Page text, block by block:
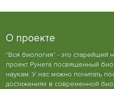
О проекте
"Вся биология" - это старейший
проект Рунета посвященный
наукам. У нас можно почитать
достижениях в современной